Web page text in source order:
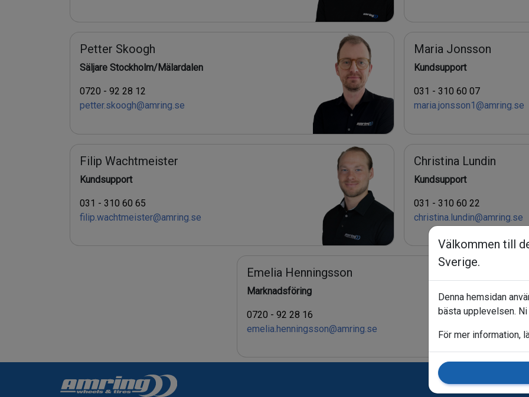
Petter Skoogh
Säljare Stockholm/Mälardalen
0720 - 92 28 12
petter.skoogh@amring.se
Maria Jonsson
Kundsupport
031 - 310 60 07
maria.jonsson1@amring.se
Filip Wachtmeister
Kundsupport
031 - 310 60 65
filip.wachtmeister@amring.se
Christina Lundin
Kundsupport
031 - 310 60 22
christina.lundin@amring.se
Emelia Henningsson
Marknadsföring
0720 - 92 28 16
emelia.henningsson@amring.se
Allmänna
Välkommen till
Sverige.
Denna hemsidan
bästa upplevelsen.
För mer information,